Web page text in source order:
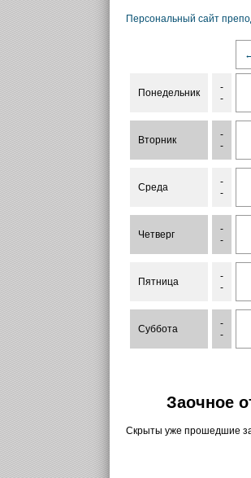
Персональный сайт
Понедельник
-
-
Вторник
-
-
Среда
-
-
Четверг
-
-
Пятница
-
-
Суббота
-
-
Заочное
Скрыты уже прошедшие